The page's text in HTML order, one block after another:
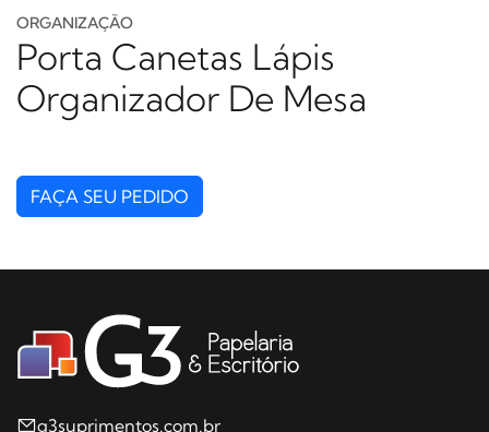
ORGANIZAÇÃO
Porta Canetas Lápis
Organizador De Mesa
FAÇA SEU PEDIDO
g3suprimentos.com.br